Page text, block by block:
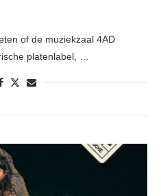
of de muziekzaal 4AD
platenlabel, …